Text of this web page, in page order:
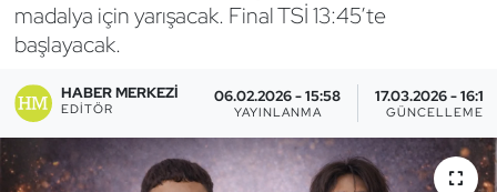
madalya için yarışacak. Final TSİ 13:45’te
başlayacak.
HABER MERKEZI
EDITÖR
06.02.2026 - 15:58
YAYINLANMA
17.03.2026 - 16:10
GÜNCELLEME
Briç
Buz Hokeyi
Buz Pateni